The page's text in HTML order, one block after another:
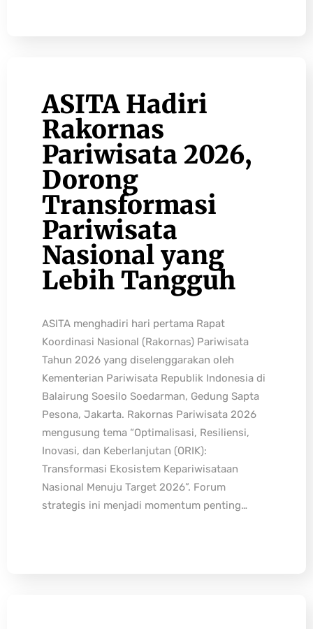
ASITA Hadiri
Rakornas
Pariwisata 2026,
Dorong
Transformasi
Pariwisata
Nasional yang
Lebih Tangguh
ASITA menghadiri hari pertama Rapat
Koordinasi Nasional (Rakornas) Pariwisata
Tahun 2026 yang diselenggarakan oleh
Kementerian Pariwisata Republik Indonesia di
Balairung Soesilo Soedarman, Gedung Sapta
Pesona, Jakarta. Rakornas Pariwisata 2026
mengusung tema “Optimalisasi, Resiliensi,
Inovasi, dan Keberlanjutan (ORIK):
Transformasi Ekosistem Kepariwisataan
Nasional Menuju Target 2026”. Forum
strategis ini menjadi momentum penting…